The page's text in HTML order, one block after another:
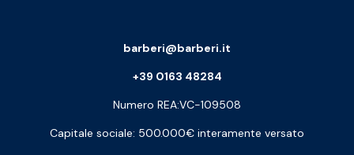
barberi@barberi.it
+39 0163 48284
Numero REA:VC-109508
Capitale sociale: 500.000€ interamente versato